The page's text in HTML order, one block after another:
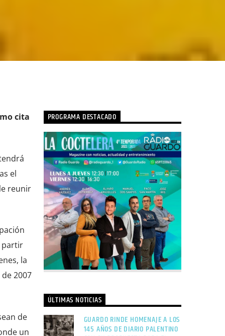
cita
el
reunir
partir
la
2007
de
un
PROGRAMA DESTACADO
ÚLTIMAS NOTICIAS
GUARDO RINDE HOMENAJE A LOS
145 AÑOS DE DIARIO PALENTINO